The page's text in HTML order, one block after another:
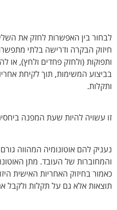
לבחור בין האפשרות לחזק את
חיזוק הבקרה ודרישה בלתי
ותפוקות (ולחזק פחדים ולחץ), או
בביצוע המשימות, תוך לקיחת
ותקלות.
זו עשויה להיות שעת המפנה
נעניק להם אוטונומיה המהווה
והמחוברות של העובד. מתן
כאמור בחיזוק האחריות האישית
תוצאות אלא גם על תקלות ולקבל